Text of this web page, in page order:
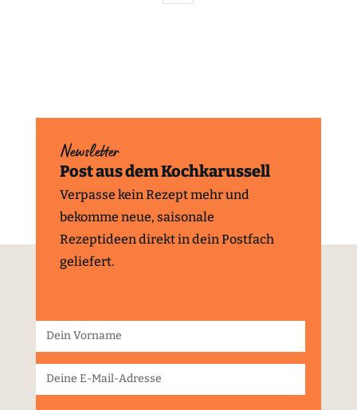
Newsletter
Post aus dem Kochkarussell
Verpasse kein Rezept mehr und
bekomme neue, saisonale
Rezeptideen direkt in dein Postfach
geliefert.